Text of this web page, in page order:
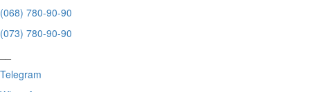
(068) 780-90-90
(073) 780-90-90
Telegram